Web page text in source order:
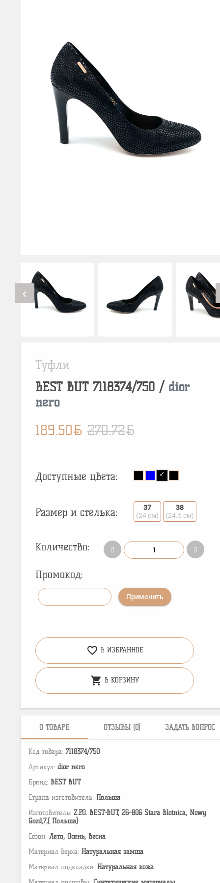
chevron_left
Туфли
BEST BUT 7118374/750 / dior
nero
189.50BYN 270.72BYN
Доступные цвета:
Размер и стелька:
37
(24 см)
38
(24.5 см)
Количество:
Промокод:
Применить
favorite_border В ИЗБРАННОЕ
shopping_cart В КОРЗИНУ
О ТОВАРЕ ОТЗЫВЫ (0) ЗАДАТЬ ВОПРОС
Код товара: 7118374/750
Артикул: dior nero
Бренд: BEST BUT
Страна изготовитель: Польша
Изготовитель: Z.P.O. BEST-BUT, 26-806 Stara Blotnica, Nowy
Gozd,7,( Польша)
Сезон: Лето, Осень, Весна
Материал верха: Натуральная замша
Материал подкладки: Натуральная кожа